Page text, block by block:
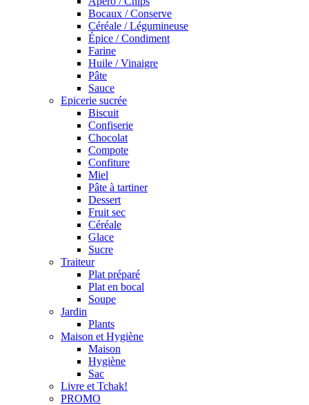
Bocaux / Conserve
Céréale / Légumineuse
Épice / Condiment
Farine
Huile / Vinaigre
Pâte
Sauce
Epicerie sucrée
Biscuit
Confiserie
Chocolat
Compote
Confiture
Miel
Pâte à tartiner
Dessert
Fruit sec
Céréale
Glace
Sucre
Traiteur
Plat préparé
Plat en bocal
Soupe
Jardin
Plants
Maison et Hygiène
Maison
Hygiène
Sac
Livre et Tchak!
PROMO